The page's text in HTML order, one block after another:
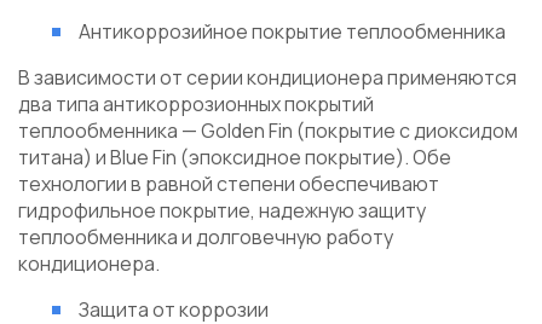
Антикоррозийное покрытие теплообменника
В зависимости от серии кондиционера применяются
два типа антикоррозионных покрытий
теплообменника — Golden Fin (покрытие с диоксидом
титана) и Blue Fin (эпоксидное покрытие). Обе
технологии в равной степени обеспечивают
гидрофильное покрытие, надежную защиту
теплообменника и долговечную работу
кондиционера.
Защита от коррозии